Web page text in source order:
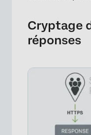
Cryptage
réponses